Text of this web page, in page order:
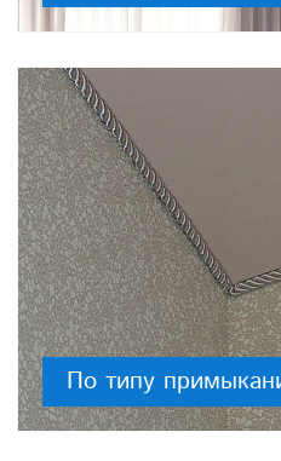
По типу